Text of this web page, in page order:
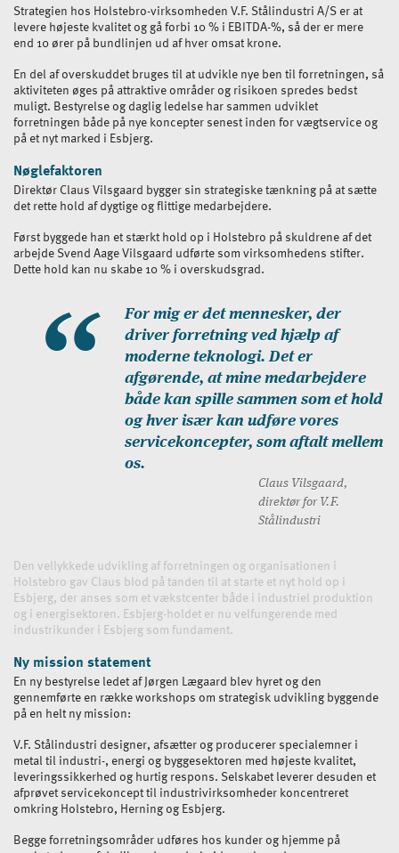
Strategien hos Holstebro-virksomheden V.F. Stålindustri A/S er at
levere højeste kvalitet og gå forbi 10 % i EBITDA-%, så der er mere
end 10 ører på bundlinjen ud af hver omsat krone.
En del af overskuddet bruges til at udvikle nye ben til forretningen, så
aktiviteten øges på attraktive områder og risikoen spredes bedst
muligt. Bestyrelse og daglig ledelse har sammen udviklet
forretningen både på nye koncepter senest inden for vægtservice og
på et nyt marked i Esbjerg.
Nøglefaktoren
Direktør Claus Vilsgaard bygger sin strategiske tænkning på at sætte
det rette hold af dygtige og flittige medarbejdere.
Først byggede han et stærkt hold op i Holstebro på skuldrene af det
arbejde Svend Aage Vilsgaard udførte som virksomhedens stifter.
Dette hold kan nu skabe 10 % i overskudsgrad.
For mig er det mennesker, der
driver forretning ved hjælp af
moderne teknologi. Det er
afgørende, at mine medarbejdere
både kan spille sammen som et hold
og hver især kan udføre vores
servicekoncepter, som aftalt mellem
os.
Claus Vilsgaard,
direktør for V.F.
Stålindustri
Den vellykkede udvikling af forretningen og organisationen i
Holstebro gav Claus blod på tanden til at starte et nyt hold op i
Esbjerg, der anses som et vækstcenter både i industriel produktion
og i energisektoren. Esbjerg-holdet er nu velfungerende med
industrikunder i Esbjerg som fundament.
Ny mission statement
En ny bestyrelse ledet af Jørgen Lægaard blev hyret og den
gennemførte en række workshops om strategisk udvikling byggende
på en helt ny mission:
V.F. Stålindustri designer, afsætter og producerer specialemner i
metal til industri-, energi og byggesektoren med højeste kvalitet,
leveringssikkerhed og hurtig respons. Selskabet leverer desuden et
afprøvet servicekoncept til industrivirksomheder koncentreret
omkring Holstebro, Herning og Esbjerg.
Begge forretningsområder udføres hos kunder og hjemme på